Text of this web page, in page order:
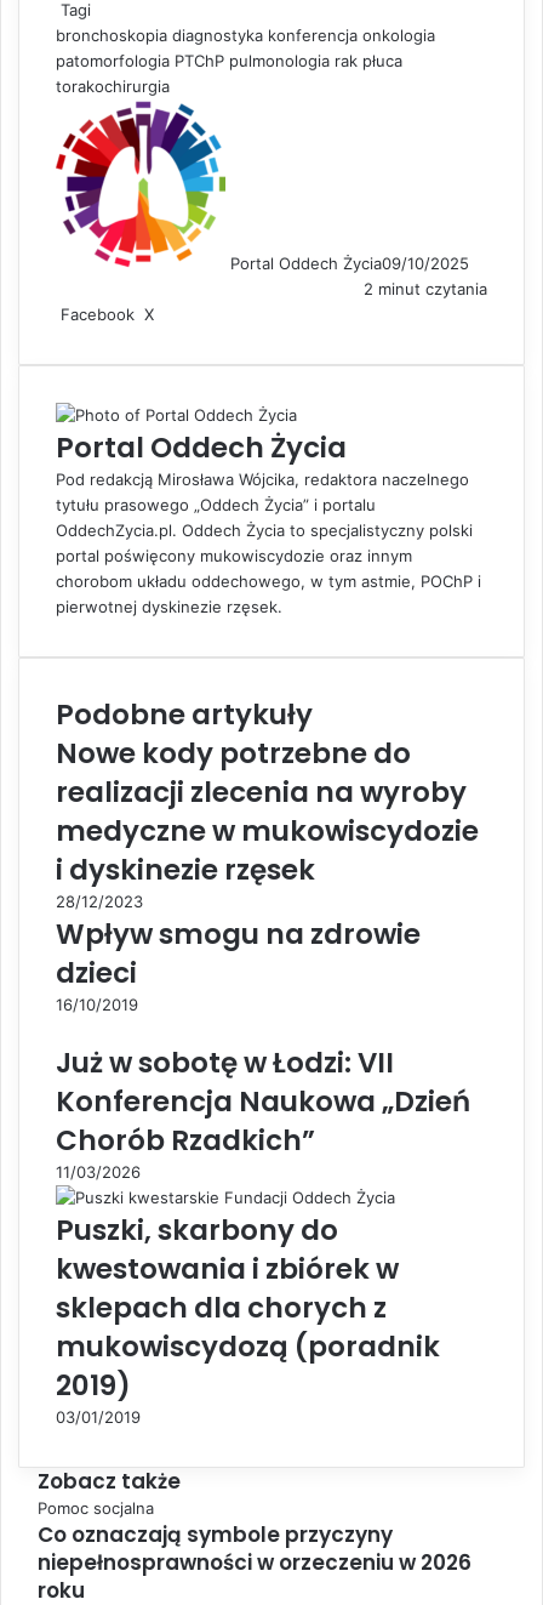
Tagi
bronchoskopia diagnostyka konferencja onkologia
patomorfologia PTChP pulmonologia rak płuca
torakochirurgia
Portal Oddech Życia09/10/2025
2 minut czytania
Facebook X
n
e
d
a
e
v
E
u
u
j
Portal Oddech Życia
Pod redakcją Mirosława Wójcika, redaktora naczelnego
tytułu prasowego „Oddech Życia” i portalu
OddechZycia.pl. Oddech Życia to specjalistyczny polski
portal poświęcony mukowiscydozie oraz innym
chorobom układu oddechowego, w tym astmie, POChP i
pierwotnej dyskinezie rzęsek.
Podobne artykuły
Nowe kody potrzebne do
realizacji zlecenia na wyroby
medyczne w mukowiscydozie
i dyskinezie rzęsek
28/12/2023
Wpływ smogu na zdrowie
dzieci
16/10/2019
Już w sobotę w Łodzi: VII
Konferencja Naukowa „Dzień
Chorób Rzadkich”
11/03/2026
Puszki, skarbony do
kwestowania i zbiórek w
sklepach dla chorych z
mukowiscydozą (poradnik
2019)
03/01/2019
Zobacz także
C
l
o
s
Pomoc socjalna
Co oznaczają symbole przyczyny
niepełnosprawności w orzeczeniu w 2026
roku